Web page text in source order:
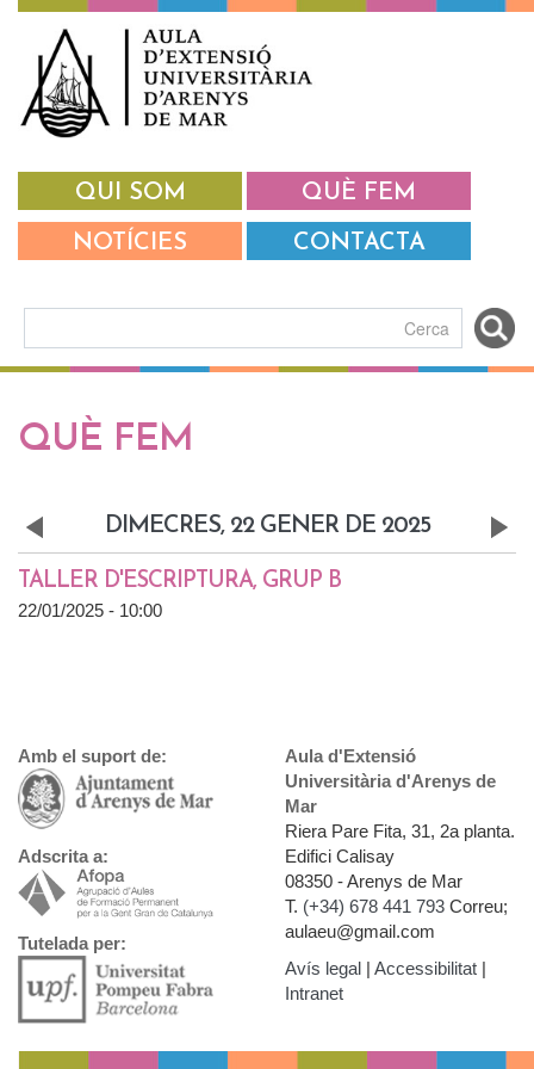
Vés al contingut
QUI SOM QUÈ FEM
NOTÍCIES CONTACTA
Formulari de cerca
Pestanyes primàries
QUÈ FEM
DIMECRES, 22 GENER DE 2025
«
Prev
Next
»
TALLER D'ESCRIPTURA, GRUP B
22/01/2025 - 10:00
Amb el suport de:
Adscrita a:
Tutelada per:
Aula d'Extensió
Universitària d'Arenys de
Mar
Riera Pare Fita, 31, 2a planta.
Edifici Calisay
08350 - Arenys de Mar
T. (+34) 678 441 793 Correu;
aulaeu@gmail.com
Avís legal | Accessibilitat |
Intranet